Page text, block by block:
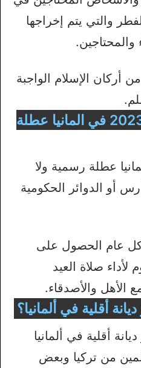
والتي يتم إخراجها
أركان الإسلام الواجبة
هل يعتبر عيد الفطر 2023 في المانيا عطلة
عطلة رسمية ولا
أو الدوائر الحكومية
عام الحصول على
لأداء صلاة العيد
الأهل والأصدقاء.
أقلية في ألمانيا؟
أقلية في ألمانيا
من تركيا وبعض